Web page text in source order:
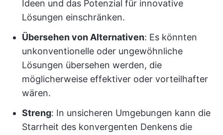
Ideen und das Potenzial für innovative
Lösungen einschränken.
Übersehen von Alternativen: Es könnten
unkonventionelle oder ungewöhnliche
Lösungen übersehen werden, die
möglicherweise effektiver oder vorteilhafter
wären.
Streng: In unsicheren Umgebungen kann die
Starrheit des konvergenten Denkens die